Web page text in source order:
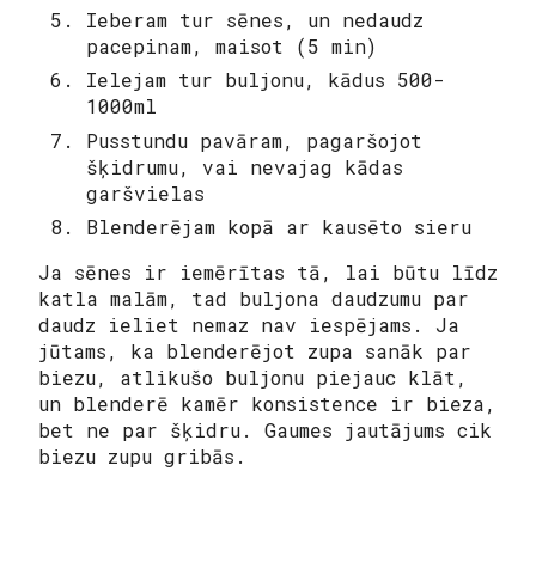
Ieberam tur sēnes, un nedaudz
pacepinam, maisot (5 min)
Ielejam tur buljonu, kādus 500-
1000ml
Pusstundu pavāram, pagaršojot
šķidrumu, vai nevajag kādas
garšvielas
Blenderējam kopā ar kausēto sieru
Ja sēnes ir iemērītas tā, lai būtu līdz
katla malām, tad buljona daudzumu par
daudz ieliet nemaz nav iespējams. Ja
jūtams, ka blenderējot zupa sanāk par
biezu, atlikušo buljonu piejauc klāt,
un blenderē kamēr konsistence ir bieza,
bet ne par šķidru. Gaumes jautājums cik
biezu zupu gribās.